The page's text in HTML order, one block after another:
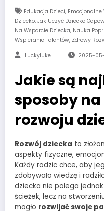
Edukacja Dzieci, Emocjonalne
Dziecko, Jak Uczyć Dziecko
Na Wsparcie Dziecka, Nauka
Wspieranie Talentów, Zdrowy
Luckyluke 2025-
Jakie są
sposoby
rozwoju
Rozwój dziecka to
aspekty fizyczne,
Każdy rodzic chce, aby
zdobywało wiedzę i
dziecka nie polega
ścieżek, lecz na
mogło rozwijać swoje